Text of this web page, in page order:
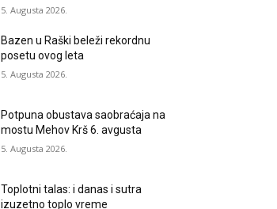
5. Augusta 2026.
Bazen u Raški beleži rekordnu
posetu ovog leta
5. Augusta 2026.
Potpuna obustava saobraćaja na
mostu Mehov Krš 6. avgusta
5. Augusta 2026.
Toplotni talas: i danas i sutra
izuzetno toplo vreme